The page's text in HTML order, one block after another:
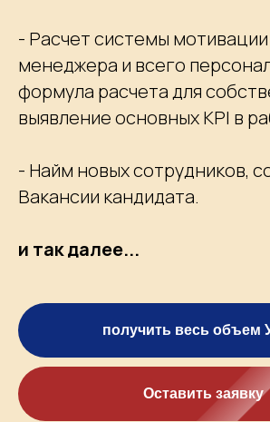
- Расчет системы
менеджера и всего
формула расчета для
выявление основных KPI в
- Найм новых сотрудников,
Вакансии кандидата.
и так далее...
получить весь объем
Оставить заявку